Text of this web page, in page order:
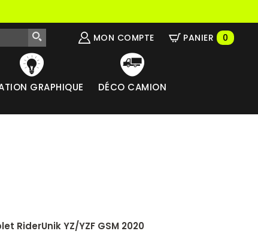
MON COMPTE PANIER 0
GRAPHIQUE DÉCO CAMION
RiderUnik YZ/YZF GSM 2020